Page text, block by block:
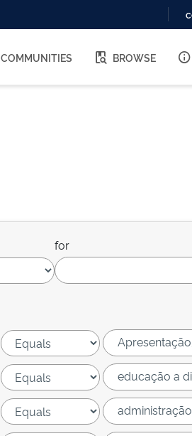
COMMUNITIES BROWSE
for